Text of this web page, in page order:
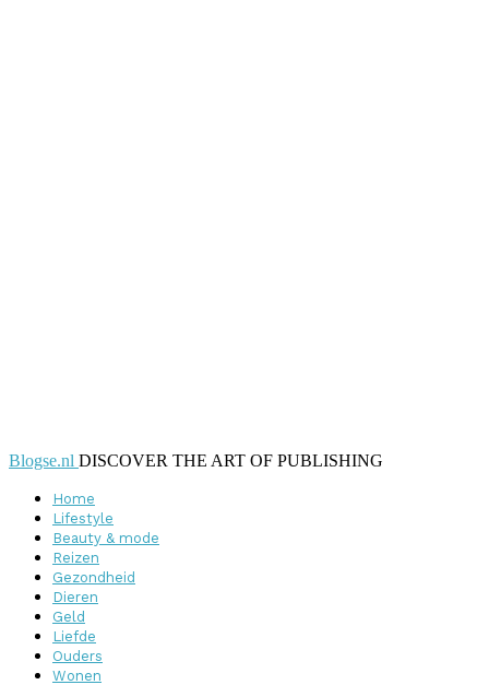
Blogse.nl DISCOVER THE ART OF PUBLISHING
Home
Lifestyle
Beauty & mode
Reizen
Gezondheid
Dieren
Geld
Liefde
Ouders
Wonen